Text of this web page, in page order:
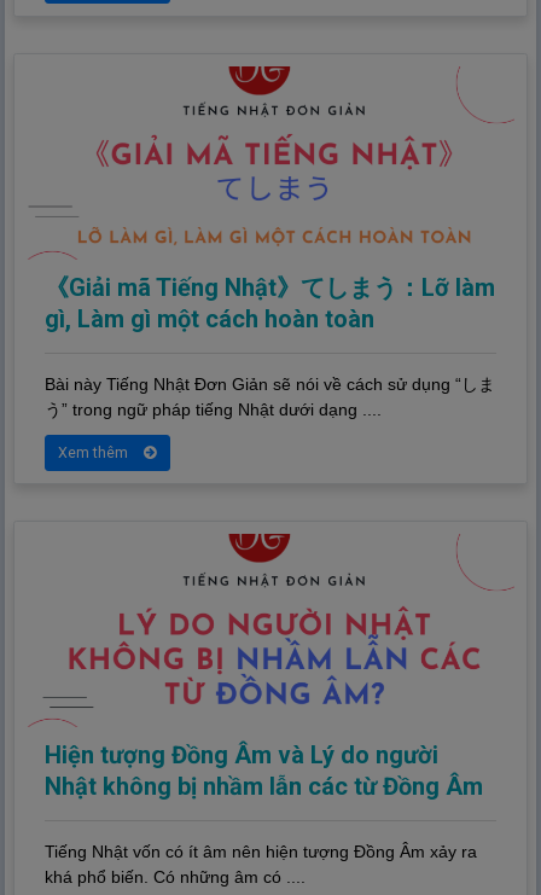
《Giải mã Tiếng Nhật》てしまう：Lỡ làm
gì, Làm gì một cách hoàn toàn
Bài này Tiếng Nhật Đơn Giản sẽ nói về cách sử dụng “しま
う” trong ngữ pháp tiếng Nhật dưới dạng ....
Xem thêm
Hiện tượng Đồng Âm và Lý do người
Nhật không bị nhầm lẫn các từ Đồng Âm
Tiếng Nhật vốn có ít âm nên hiện tượng Đồng Âm xảy ra
khá phổ biến. Có những âm có ....